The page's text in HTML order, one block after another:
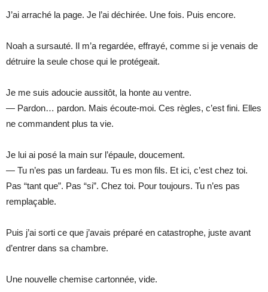
J’ai arraché la page. Je l’ai déchirée. Une fois. Puis encore.
Noah a sursauté. Il m’a regardée, effrayé, comme si je venais de
détruire la seule chose qui le protégeait.
Je me suis adoucie aussitôt, la honte au ventre.
— Pardon… pardon. Mais écoute-moi. Ces règles, c’est fini. Elles
ne commandent plus ta vie.
Je lui ai posé la main sur l’épaule, doucement.
— Tu n’es pas un fardeau. Tu es mon fils. Et ici, c’est chez toi.
Pas “tant que”. Pas “si”. Chez toi. Pour toujours. Tu n’es pas
remplaçable.
Puis j’ai sorti ce que j’avais préparé en catastrophe, juste avant
d’entrer dans sa chambre.
Une nouvelle chemise cartonnée, vide.